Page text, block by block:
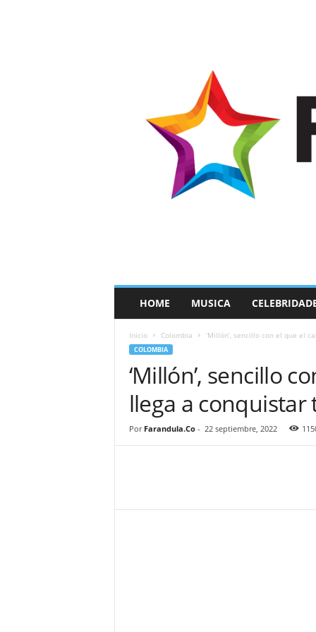
a
HOME MUSICA
Inicio Colombia ‘Millón’, sencillo con el que el
COLOMBIA
‘Millón’, sencillo
llega a
Por Farandula.Co- 22 septiembre, 2022